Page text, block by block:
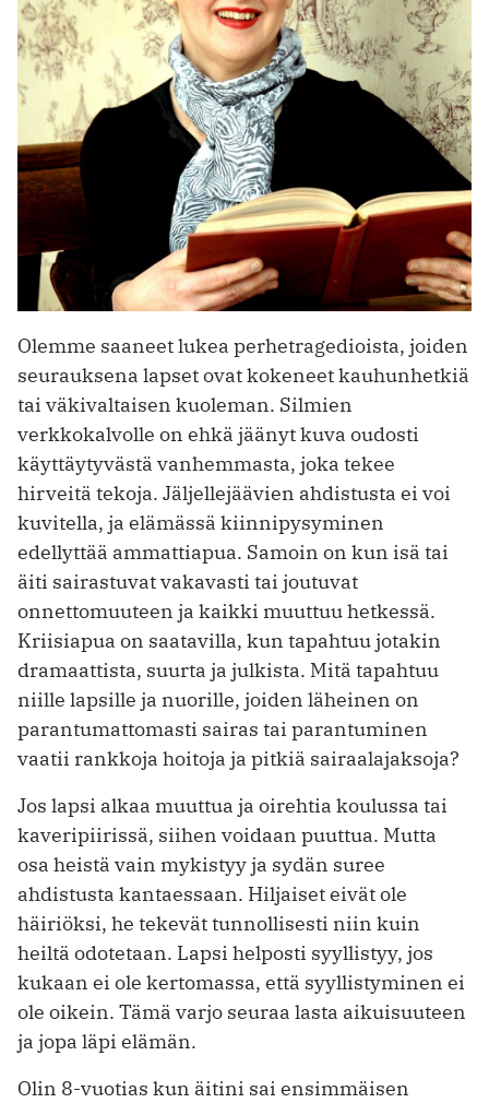
Olemme saaneet lukea perhetragedioista, joiden
seurauksena lapset ovat kokeneet kauhunhetkiä
tai väkivaltaisen kuoleman. Silmien
verkkokalvolle on ehkä jäänyt kuva oudosti
käyttäytyvästä vanhemmasta, joka tekee
hirveitä tekoja. Jäljellejäävien ahdistusta ei voi
kuvitella, ja elämässä kiinnipysyminen
edellyttää ammattiapua. Samoin on kun isä tai
äiti sairastuvat vakavasti tai joutuvat
onnettomuuteen ja kaikki muuttuu hetkessä.
Kriisiapua on saatavilla, kun tapahtuu jotakin
dramaattista, suurta ja julkista. Mitä tapahtuu
niille lapsille ja nuorille, joiden läheinen on
parantumattomasti sairas tai parantuminen
vaatii rankkoja hoitoja ja pitkiä sairaalajaksoja?
Jos lapsi alkaa muuttua ja oirehtia koulussa tai
kaveripiirissä, siihen voidaan puuttua. Mutta
osa heistä vain mykistyy ja sydän suree
ahdistusta kantaessaan. Hiljaiset eivät ole
häiriöksi, he tekevät tunnollisesti niin kuin
heiltä odotetaan. Lapsi helposti syyllistyy, jos
kukaan ei ole kertomassa, että syyllistyminen ei
ole oikein. Tämä varjo seuraa lasta aikuisuuteen
ja jopa läpi elämän.
Olin 8-vuotias kun äitini sai ensimmäisen